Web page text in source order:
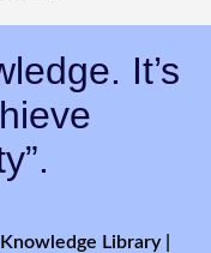
It’s
Library |